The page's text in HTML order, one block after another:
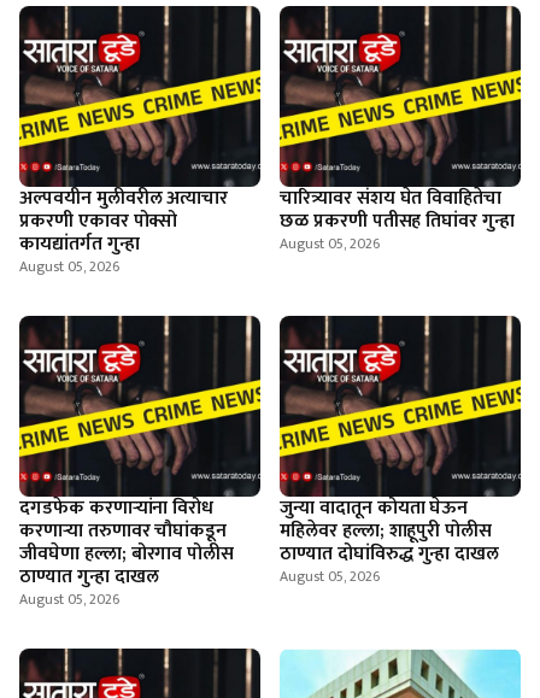
अल्पवयीन मुलीवरील अत्याचार
प्रकरणी एकावर पोक्सो
कायद्यांतर्गत गुन्हा
August 05, 2026
चारित्र्यावर संशय घेत विवाहितेचा
छळ प्रकरणी पतीसह तिघांवर गुन्हा
August 05, 2026
दगडफेक करणार्‍यांना विरोध
करणार्‍या तरुणावर चौघांकडून
जीवघेणा हल्ला; बोरगाव पोलीस
ठाण्यात गुन्हा दाखल
August 05, 2026
जुन्या वादातून कोयता घेऊन
महिलेवर हल्ला; शाहूपुरी पोलीस
ठाण्यात दोघांविरुद्ध गुन्हा दाखल
August 05, 2026